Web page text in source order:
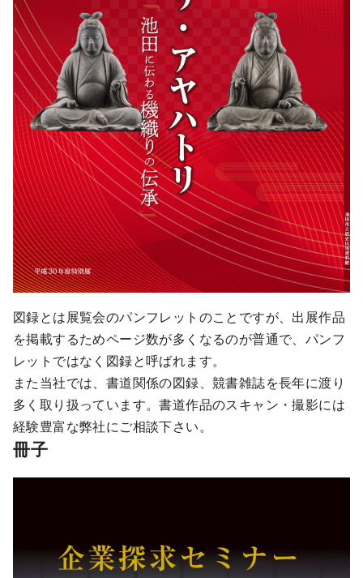
図録とは展覧会のパンフレットのことですが、出展作品
を掲載するためページ数が多くなるのが普通で、パンフ
レットではなく図録と呼ばれます。
また当社では、書道関係の図録、競書雑誌を長年に渡り
多く取り扱っています。書道作品のスキャン・撮影には
経験豊富な弊社にご相談下さい。
冊子